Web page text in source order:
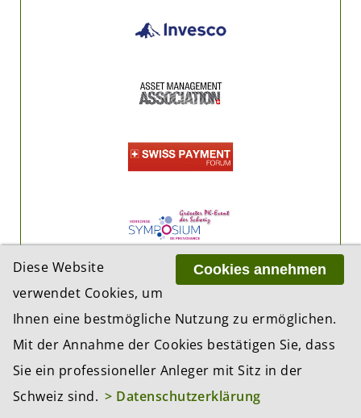
Cookies annehmen
Diese Website
verwendet Cookies, um
Ihnen eine bestmögliche Nutzung zu ermöglichen.
Mit der Annahme der Cookies bestätigen Sie, dass
Sie ein professioneller Anleger mit Sitz in der
Schweiz sind. > Datenschutzerklärung